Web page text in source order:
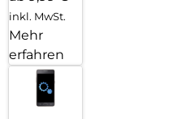
inkl. MwSt.
Mehr
erfahren